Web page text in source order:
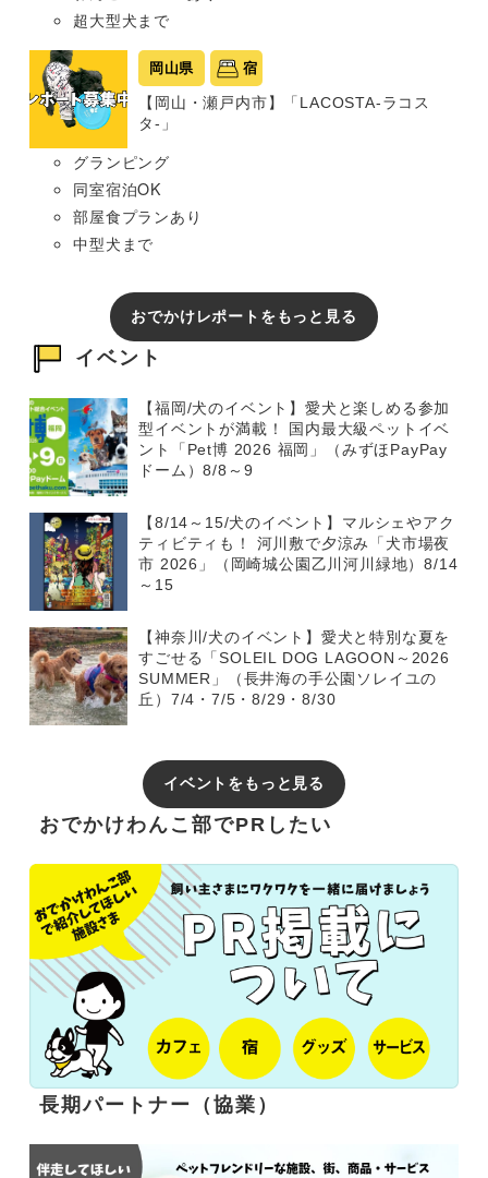
超大型犬まで
岡山県 宿
【岡山・瀬戸内市】「LACOSTA-ラコス
タ-」
グランピング
同室宿泊OK
部屋食プランあり
中型犬まで
おでかけレポートをもっと見る
イベント
【福岡/犬のイベント】愛犬と楽しめる参加
型イベントが満載！ 国内最大級ペットイベ
ント「Pet博 2026 福岡」（みずほPayPay
ドーム）8/8～9
【8/14～15/犬のイベント】マルシェやアク
ティビティも！ 河川敷で夕涼み「犬市場夜
市 2026」（岡崎城公園乙川河川緑地）8/14
～15
【神奈川/犬のイベント】愛犬と特別な夏を
すごせる「SOLEIL DOG LAGOON～2026
SUMMER」（長井海の手公園ソレイユの
丘）7/4・7/5・8/29・8/30
イベントをもっと見る
おでかけわんこ部でPRしたい
長期パートナー（協業）